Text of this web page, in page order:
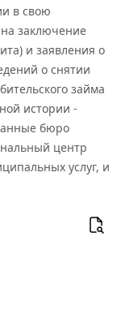
в свою
заключение
и заявления о
о снятии
займа
истории -
бюро
центр
услуг, и